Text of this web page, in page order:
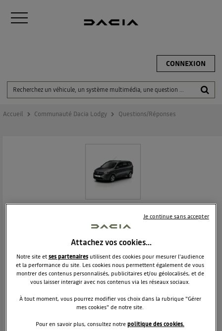
CONNEXION
Accueil Communauté Dacia Lodgy Questions/Réponses
MONOSPACE
Voir la description
Le monospace généreux habitable et abordable !
POSEZ UNE QUESTION
Attachez vos cookies…
Notre site etses partenairesutilisent des cookies pour mesurer l'audience
et la performance du site. Les cookies nous permettent également de vous
montrer des contenus personnalisés, publicitaires et/ou géolocalisés, et de
vous laisser interagir avec nos contenus via les réseaux sociaux.
À tout moment, vous pourrez modifier vos choix dans la rubrique "Gérer
mes cookies" de notre site.
Pour en savoir plus, consultez notrepolitique des cookies.
Je continue sans accepter